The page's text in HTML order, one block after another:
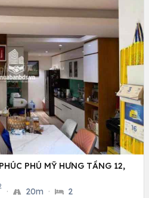
PHÚ MỸ HƯNG TẦNG 12,
· 20m · 2